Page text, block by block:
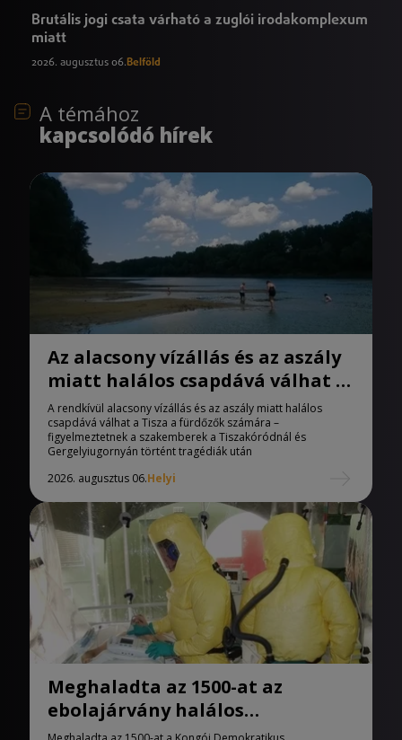
Brutális jogi csata várható a zuglói irodakomplexum
miatt
2026. augusztus 06.Belföld
A témához
kapcsolódó hírek
Az alacsony vízállás és az aszály
miatt halálos csapdává válhat a
Tisza
A rendkívül alacsony vízállás és az aszály miatt halálos
csapdává válhat a Tisza a fürdőzők számára –
figyelmeztetnek a szakemberek a Tiszakóródnál és
Gergelyiugornyán történt tragédiák után
2026. augusztus 06.Helyi
Meghaladta az 1500-at az
ebolajárvány halálos
áldozatainak száma